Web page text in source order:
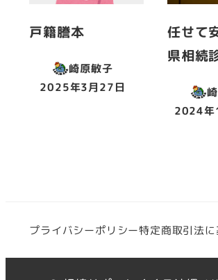
戸籍謄本
崎原敏子
投稿日
2025年3月27日
任せて
県相続
投稿日
2024年
プライバシーポリシー特定商取引法